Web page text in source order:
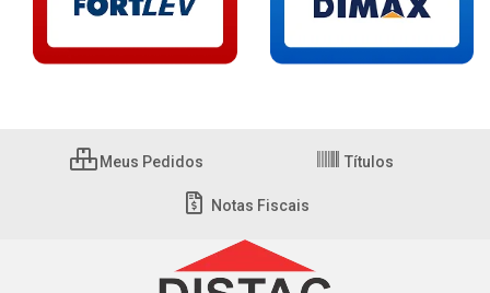
Meus Pedidos Títulos
Notas Fiscais